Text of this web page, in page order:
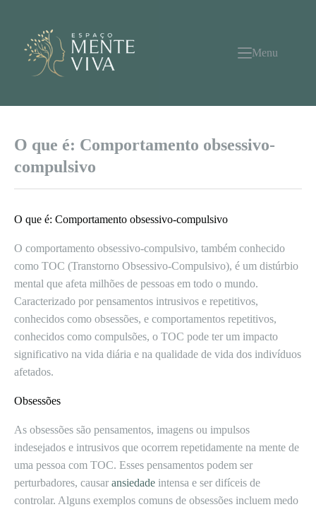
conteúdo
Menu
O que é: Comportamento obsessivo-
compulsivo
O que é: Comportamento obsessivo-compulsivo
O comportamento obsessivo-compulsivo, também conhecido
como TOC (Transtorno Obsessivo-Compulsivo), é um distúrbio
mental que afeta milhões de pessoas em todo o mundo.
Caracterizado por pensamentos intrusivos e repetitivos,
conhecidos como obsessões, e comportamentos repetitivos,
conhecidos como compulsões, o TOC pode ter um impacto
significativo na vida diária e na qualidade de vida dos indivíduos
afetados.
Obsessões
As obsessões são pensamentos, imagens ou impulsos
indesejados e intrusivos que ocorrem repetidamente na mente de
uma pessoa com TOC. Esses pensamentos podem ser
perturbadores, causar ansiedade intensa e ser difíceis de
controlar. Alguns exemplos comuns de obsessões incluem medo